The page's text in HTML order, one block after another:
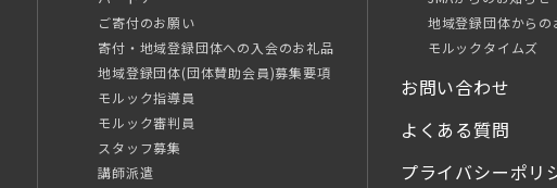
ご寄付のお願い
寄付・地域登録団体への入会のお礼品
地域登録団体(団体賛助会員)募集要項
モルック指導員
モルック審判員
スタッフ募集
講師派遣
地域登録団体からの
モルックタイムズ
お問い合わせ
よくある質問
プライバシーポリ